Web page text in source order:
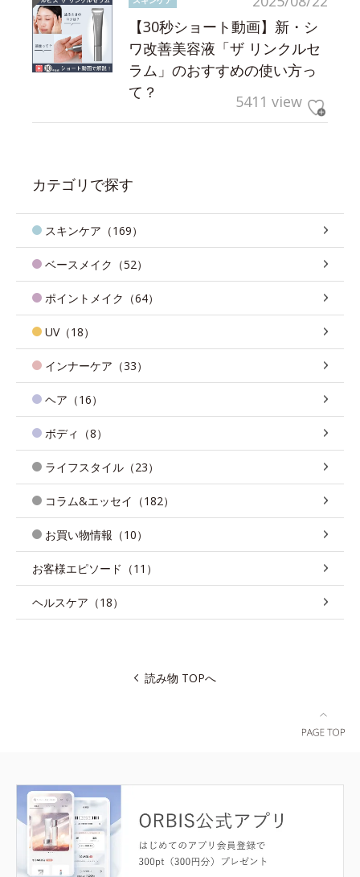
【30秒ショート動画】新・シ
ワ改善美容液「ザ リンクルセ
ラム」のおすすめの使い方っ
て？
5411 view
カテゴリで探す
スキンケア（169）
ベースメイク（52）
ポイントメイク（64）
UV（18）
インナーケア（33）
ヘア（16）
ボディ（8）
ライフスタイル（23）
コラム&エッセイ（182）
お買い物情報（10）
お客様エピソード（11）
ヘルスケア（18）
読み物 TOPへ